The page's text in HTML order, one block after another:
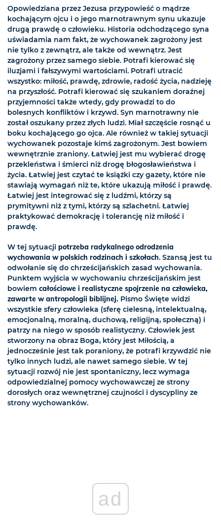
Opowiedziana przez Jezusa przypowieść o mądrze
kochającym ojcu i o jego marnotrawnym synu ukazuje
drugą prawdę o człowieku. Historia odchodzącego syna
uświadamia nam fakt, że wychowanek zagrożony jest
nie tylko z zewnątrz, ale także od wewnątrz. Jest
zagrożony przez samego siebie. Potrafi kierować się
iluzjami i fałszywymi wartościami. Potrafi utracić
wszystko: miłość, prawdę, zdrowie, radość życia, nadzieję
na przyszłość. Potrafi kierować się szukaniem doraźnej
przyjemności także wtedy, gdy prowadzi to do
bolesnych konfliktów i krzywd. Syn marnotrawny nie
został oszukany przez złych ludzi. Miał szczęście rosnąć u
boku kochającego go ojca. Ale również w takiej sytuacji
wychowanek pozostaje kimś zagrożonym. Jest bowiem
wewnętrznie zraniony. Łatwiej jest mu wybierać drogę
przekleństwa i śmierci niż drogę błogosławieństwa i
życia. Łatwiej jest czytać te książki czy gazety, które nie
stawiają wymagań niż te, które ukazują miłość i prawdę.
Łatwiej jest integrować się z ludźmi, którzy są
prymitywni niż z tymi, którzy są szlachetni. Łatwiej
praktykować demokrację i tolerancję niż miłość i
prawdę.
W tej sytuacji potrzeba radykalnego odrodzenia
wychowania w polskich rodzinach i szkołach. Szansą jest tu
odwołanie się do chrześcijańskich zasad wychowania.
Punktem wyjścia w wychowaniu chrześcijańskim jest
bowiem całościowe i realistyczne spojrzenie na człowieka,
zawarte w antropologii biblijnej. Pismo Święte widzi
wszystkie sfery człowieka (sferę cielesną, intelektualną,
emocjonalną, moralną, duchową, religijną, społeczną) i
patrzy na niego w sposób realistyczny. Człowiek jest
stworzony na obraz Boga, który jest Miłością, a
jednocześnie jest tak poraniony, że potrafi krzywdzić nie
tylko innych ludzi, ale nawet samego siebie. W tej
sytuacji rozwój nie jest spontaniczny, lecz wymaga
odpowiedzialnej pomocy wychowawczej ze strony
dorosłych oraz wewnętrznej czujności i dyscypliny ze
strony wychowanków.
ad